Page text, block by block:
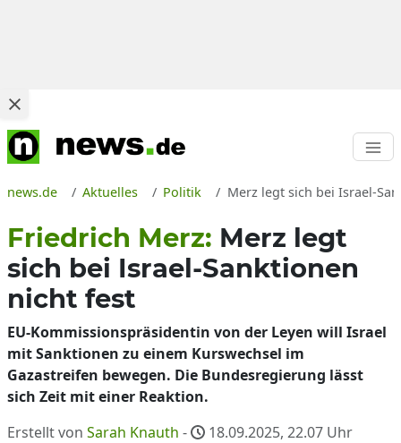
news.de Aktuelles Politik Merz legt sich bei Israel-
Friedrich Merz: Merz legt
sich bei Israel-Sanktionen
nicht fest
EU-Kommissionspräsidentin von der Leyen will Israel
mit Sanktionen zu einem Kurswechsel im
Gazastreifen bewegen. Die Bundesregierung lässt
sich Zeit mit einer Reaktion.
Erstellt von Sarah Knauth - 18.09.2025, 22.07 Uhr